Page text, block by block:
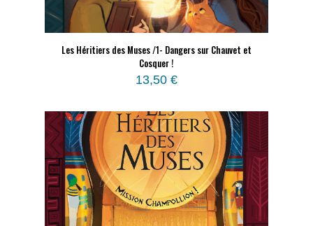
Les Héritiers des Muses /1- Dangers sur Chauvet et
Cosquer !
13,50 €